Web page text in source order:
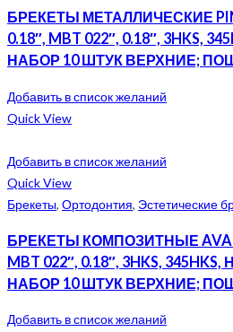
БРЕКЕТЫ МЕТАЛЛИЧЕСКИЕ
0.18″, MBT 022″, 0.18″, 3HKS,
НАБОР 10 ШТУК ВЕРХНИЕ;
Добавить в список желаний
Quick View
Добавить в список желаний
Quick View
Брекеты, Ортодонтия, Эстетические
БРЕКЕТЫ КОМПОЗИТНЫЕ
MBT 022″, 0.18″, 3HKS,
НАБОР 10 ШТУК ВЕРХНИЕ;
Добавить в список желаний